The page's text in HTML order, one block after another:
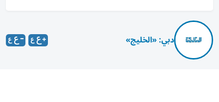
دبي: «الخليج»